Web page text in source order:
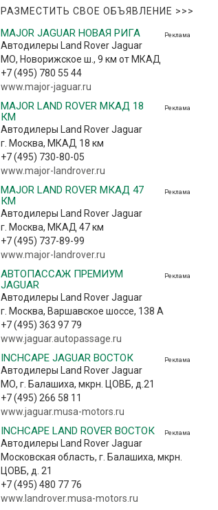
РАЗМЕСТИТЬ СВОЕ ОБЪЯВЛЕНИЕ >>>
Реклама
MAJOR JAGUAR НОВАЯ РИГА
Автодилеры Land Rover Jaguar
МО, Новорижское ш., 9 км от МКАД
+7 (495) 780 55 44
www.major-jaguar.ru
Реклама
MAJOR LAND ROVER МКАД 18
КМ
Автодилеры Land Rover Jaguar
г. Москва, МКАД 18 км
+7 (495) 730-80-05
www.major-landrover.ru
Реклама
MAJOR LAND ROVER МКАД 47
КМ
Автодилеры Land Rover Jaguar
г. Москва, МКАД 47 км
+7 (495) 737-89-99
www.major-landrover.ru
Реклама
АВТОПАССАЖ ПРЕМИУМ
JAGUAR
Автодилеры Land Rover Jaguar
г. Москва, Варшавское шоссе, 138 А
+7 (495) 363 97 79
www.jaguar.autopassage.ru
Реклама
INCHCAPE JAGUAR ВОСТОК
Автодилеры Land Rover Jaguar
МО, г. Балашиха, мкрн. ЦОВБ, д.21
+7 (495) 266 58 11
www.jaguar.musa-motors.ru
Реклама
INCHCAPE LAND ROVER ВОСТОК
Автодилеры Land Rover Jaguar
Московская область, г. Балашиха, мкрн.
ЦОВБ, д. 21
+7 (495) 480 77 76
www.landrover.musa-motors.ru